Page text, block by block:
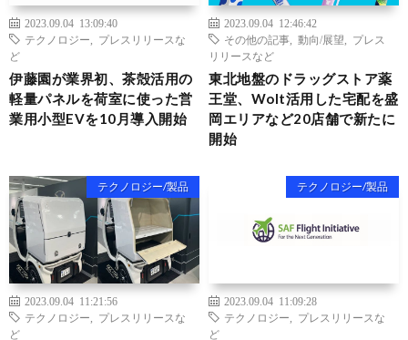
2023.09.04 13:09:40
テクノロジー
プレスリリースな
ど
伊藤園が業界初、茶殻活用の
軽量パネルを荷室に使った営
業用小型EVを10月導入開始
2023.09.04 12:46:42
その他の記事
動向/展望
プレス
リリースなど
東北地盤のドラッグストア薬
王堂、Wolt活用した宅配を盛
岡エリアなど20店舗で新たに
開始
テクノロジー/製品
2023.09.04 11:21:56
テクノロジー
プレスリリースな
ど
テクノロジー/製品
2023.09.04 11:09:28
テクノロジー
プレスリリースな
ど